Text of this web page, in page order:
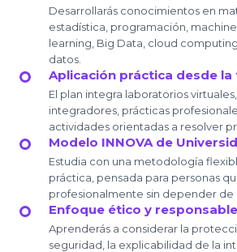
Desarrollarás conocimientos en
estadística, programación,
learning, Big Data, cloud
datos.
Aplicación práctica desde
El plan integra laboratorios
integradores, prácticas
actividades orientadas a resolver
Modelo INNOVA de
Estudia con una metodología
práctica, pensada para personas
profesionalmente sin depender de
Enfoque ético y responsable
Aprenderás a considerar la
seguridad, la explicabilidad de la